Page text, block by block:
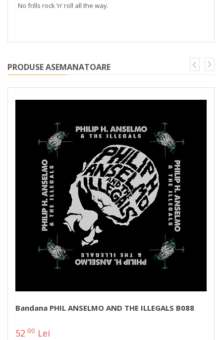
No frills rock ‘n’ roll all the way.
PRODUSE ASEMANATOARE
Bandana PHIL ANSELMO AND THE ILLEGALS B088
52 00 Lei